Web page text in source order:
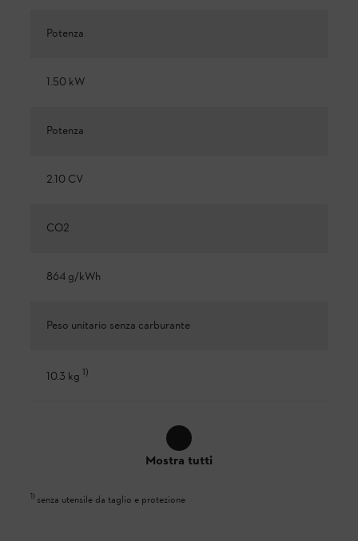
Potenza
1.50 kW
Potenza
2.10 CV
CO2
864 g/kWh
Peso unitario senza carburante
10.3 kg 1)
Mostra tutti
1) senza utensile da taglio e protezione